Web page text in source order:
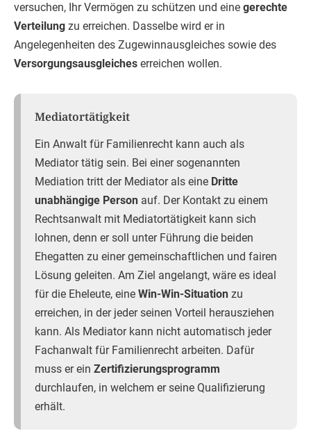
versuchen, Ihr Vermögen zu schützen und eine gerechte
Verteilung zu erreichen. Dasselbe wird er in
Angelegenheiten des Zugewinnausgleiches sowie des
Versorgungsausgleiches erreichen wollen.
Mediatortätigkeit
Ein Anwalt für Familienrecht kann auch als
Mediator tätig sein. Bei einer sogenannten
Mediation tritt der Mediator als eine Dritte
unabhängige Person auf. Der Kontakt zu einem
Rechtsanwalt mit Mediatortätigkeit kann sich
lohnen, denn er soll unter Führung die beiden
Ehegatten zu einer gemeinschaftlichen und fairen
Lösung geleiten. Am Ziel angelangt, wäre es ideal
für die Eheleute, eine Win-Win-Situation zu
erreichen, in der jeder seinen Vorteil herausziehen
kann. Als Mediator kann nicht automatisch jeder
Fachanwalt für Familienrecht arbeiten. Dafür
muss er ein Zertifizierungsprogramm
durchlaufen, in welchem er seine Qualifizierung
erhält.